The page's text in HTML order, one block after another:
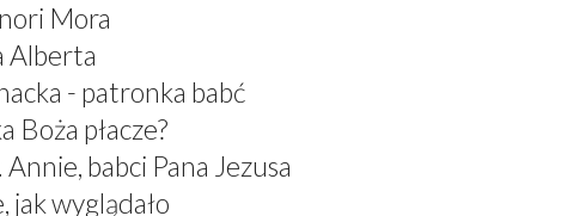
Mora
Alberta
- patronka babć
Boża płacze?
babci Pana Jezusa
wyglądało